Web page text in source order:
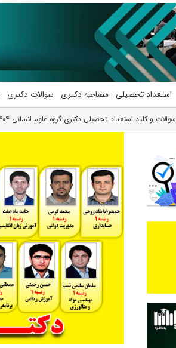
استعداد تحصیلی مصاحبه دکتری سوالات دکتری
سوالات و کلید استعداد تحصیلی دکتری گروه علوم انسانی ۱۴۰۴